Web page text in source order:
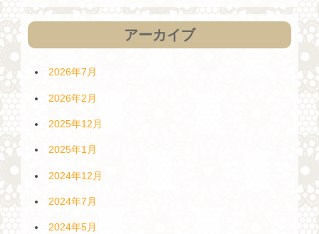
アーカイブ
2026年7月
2026年2月
2025年12月
2025年1月
2024年12月
2024年7月
2024年5月